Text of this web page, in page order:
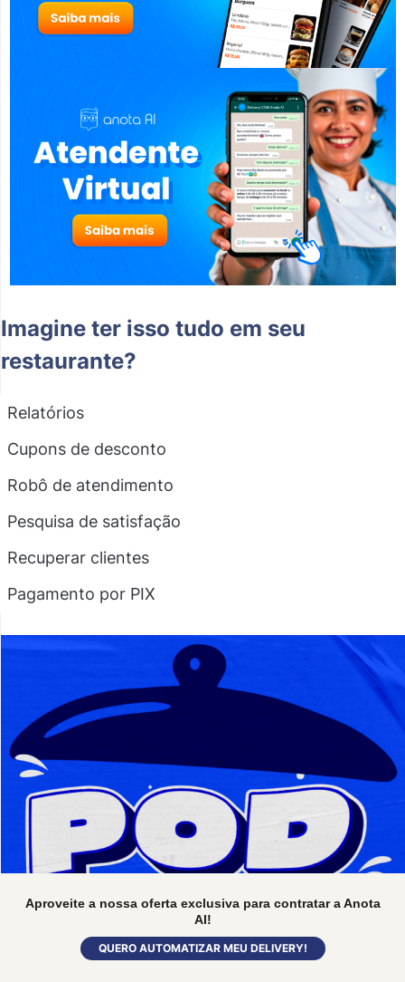
Aproveite a nossa oferta exclusiva para contratar a Anota
AI!
QUERO AUTOMATIZAR MEU DELIVERY!
Imagine ter isso tudo em seu
restaurante?
Relatórios
Cupons de desconto
Robô de atendimento
Pesquisa de satisfação
Recuperar clientes
Pagamento por PIX